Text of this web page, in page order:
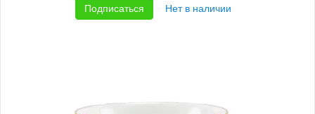
Подписаться Нет в наличии